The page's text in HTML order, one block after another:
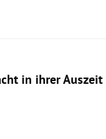
in ihrer